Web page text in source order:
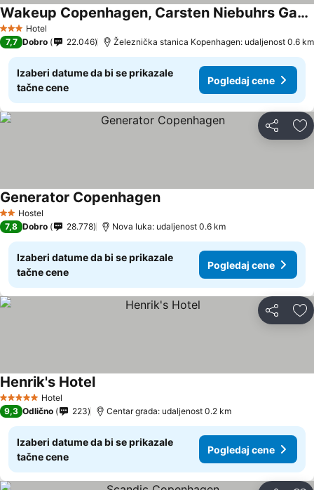
3 Zvezdice
Hotel
Wakeup Copenhagen, Carsten Niebuhrs Gade
Pogledaj cene
7,7 Dobro 22.046 Železnička stanica Kopenhagen: udaljenost 0.6 km
Izaberi datume da bi se prikazale
tačne cene
Pogledaj cene
Deli
2 Zvezdice
Hostel
Generator CopenhagenPogledaj cene
7,8 Dobro 28.778 Nova luka: udaljenost 0.6 km
Izaberi datume da bi se prikazale
tačne cene
Pogledaj cene
Deli
5 ZvezdiceHotel
Henrik's HotelPogledaj cene
9,3 Odlično 223 Centar grada: udaljenost 0.2 km
Izaberi datume da bi se prikazale
tačne cene
Pogledaj cene